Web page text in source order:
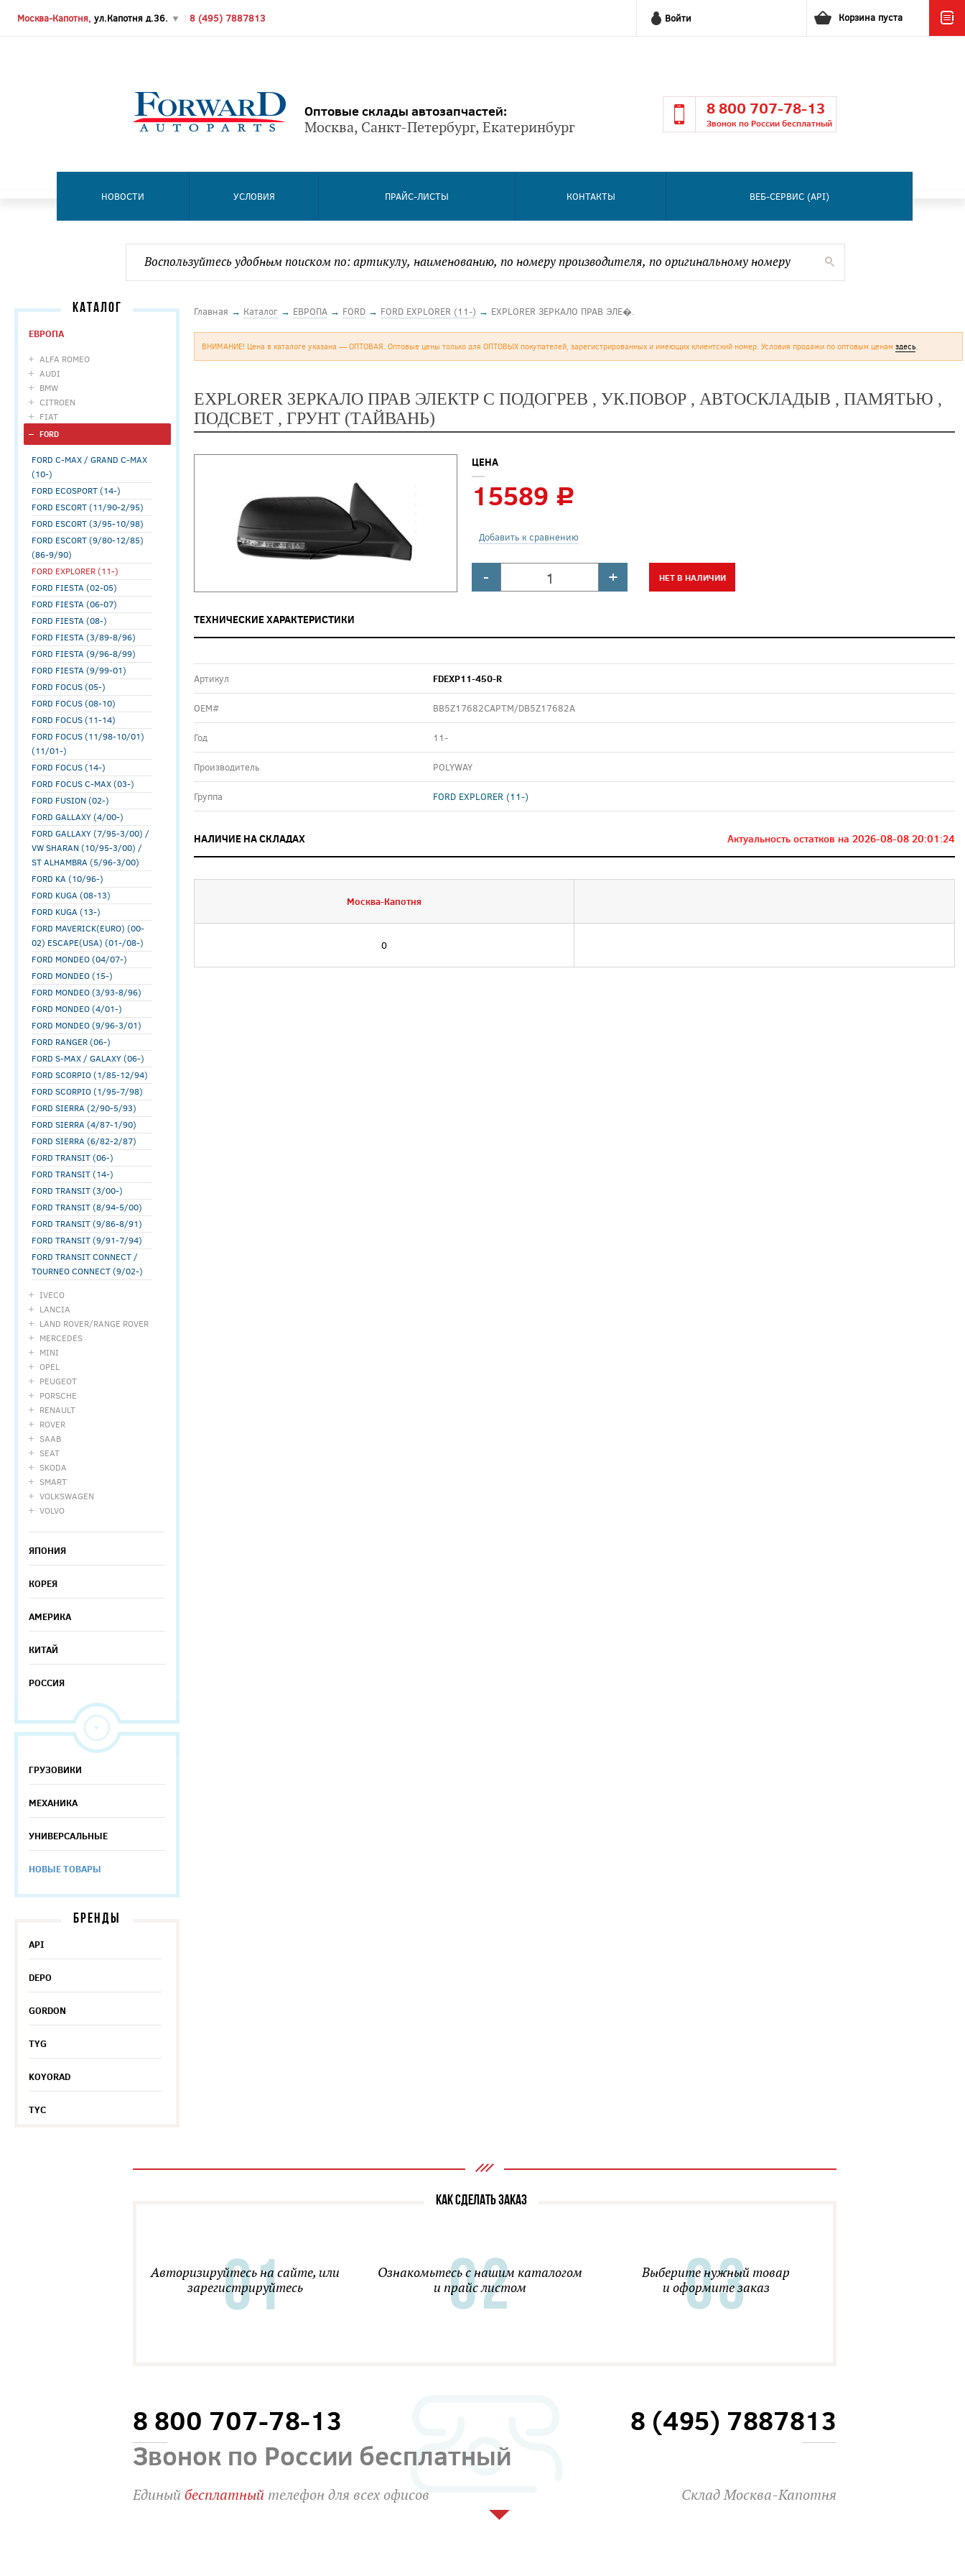
Москва-Капотня, ул.Капотня д.36. ▼ 8 (495) 7887813 Войти Корзина пуста
Оптовые склады автозапчастей:
Москва, Санкт-Петербург, Екатеринбург
8 800 707-78-13
Звонок по России бесплатный
НОВОСТИ УСЛОВИЯ ПРАЙС-ЛИСТЫ КОНТАКТЫ ВЕБ-СЕРВИС (API)
КАТАЛОГ
ЕВРОПА
ALFA ROMEO
AUDI
BMW
CITROEN
FIAT
FORD
FORD C-MAX / GRAND C-MAX
(10-)
FORD ECOSPORT (14-)
FORD ESCORT (11/90-2/95)
FORD ESCORT (3/95-10/98)
FORD ESCORT (9/80-12/85)
(86-9/90)
FORD EXPLORER (11-)
FORD FIESTA (02-05)
FORD FIESTA (06-07)
FORD FIESTA (08-)
FORD FIESTA (3/89-8/96)
FORD FIESTA (9/96-8/99)
FORD FIESTA (9/99-01)
FORD FOCUS (05-)
FORD FOCUS (08-10)
FORD FOCUS (11-14)
FORD FOCUS (11/98-10/01)
(11/01-)
FORD FOCUS (14-)
FORD FOCUS C-MAX (03-)
FORD FUSION (02-)
FORD GALLAXY (4/00-)
FORD GALLAXY (7/95-3/00) /
VW SHARAN (10/95-3/00) /
ST ALHAMBRA (5/96-3/00)
FORD KA (10/96-)
FORD KUGA (08-13)
FORD KUGA (13-)
FORD MAVERICK(EURO) (00-
02) ESCAPE(USA) (01-/08-)
FORD MONDEO (04/07-)
FORD MONDEO (15-)
FORD MONDEO (3/93-8/96)
FORD MONDEO (4/01-)
FORD MONDEO (9/96-3/01)
FORD RANGER (06-)
FORD S-MAX / GALAXY (06-)
FORD SCORPIO (1/85-12/94)
FORD SCORPIO (1/95-7/98)
FORD SIERRA (2/90-5/93)
FORD SIERRA (4/87-1/90)
FORD SIERRA (6/82-2/87)
FORD TRANSIT (06-)
FORD TRANSIT (14-)
FORD TRANSIT (3/00-)
FORD TRANSIT (8/94-5/00)
FORD TRANSIT (9/86-8/91)
FORD TRANSIT (9/91-7/94)
FORD TRANSIT CONNECT /
TOURNEO CONNECT (9/02-)
IVECO
LANCIA
LAND ROVER/RANGE ROVER
MERCEDES
MINI
OPEL
PEUGEOT
PORSCHE
RENAULT
ROVER
SAAB
SEAT
SKODA
SMART
VOLKSWAGEN
VOLVO
ЯПОНИЯ
КОРЕЯ
АМЕРИКА
КИТАЙ
РОССИЯ
ГРУЗОВИКИ
МЕХАНИКА
УНИВЕРСАЛЬНЫЕ
НОВЫЕ ТОВАРЫ
БРЕНДЫ
API
DEPO
GORDON
TYG
KOYORAD
TYC
Главная → Каталог → ЕВРОПА → FORD → FORD EXPLORER (11-) → EXPLORER ЗЕРКАЛО ПРАВ ЭЛЕ�.
ВНИМАНИЕ! Цена в каталоге указана — ОПТОВАЯ. Оптовые цены только для ОПТОВЫХ покупателей, зарегистрированных и имеющих клиентский номер. Условия продажи по оптовым ценам здесь.
EXPLORER ЗЕРКАЛО ПРАВ ЭЛЕКТР С ПОДОГРЕВ , УК.ПОВОР , АВТОСКЛАДЫВ , ПАМЯТЬЮ ,
ПОДСВЕТ , ГРУНТ (ТАЙВАНЬ)
ЦЕНА
15589 c
Добавить к сравнению
- + НЕТ В НАЛИЧИИ
ТЕХНИЧЕСКИЕ ХАРАКТЕРИСТИКИ
Артикул FDEXP11-450-R
ОЕМ# BB5Z17682CAPTM/DB5Z17682A
Год 11-
Производитель POLYWAY
Группа FORD EXPLORER (11-)
НАЛИЧИЕ НА СКЛАДАХ Актуальность остатков на 2026-08-08 20:01:24
Москва-Капотня
0
КАК СДЕЛАТЬ ЗАКАЗ
Авторизируйтесь на сайте, или
зарегистрируйтесь
Ознакомьтесь с нашим каталогом
и прайс листом
Выберите нужный товар
и оформите заказ
8 800 707-78-13
Звонок по России бесплатный
8 (495) 7887813
Единыйбесплатный телефон для всех офисов Склад Москва-Капотня